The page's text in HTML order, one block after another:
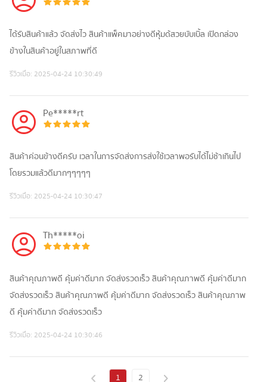
ได้รับสินค้าแล้ว จัดส่งไว สินค้าแพ็คมาอย่างดีหุ้มด้สวยบับเบิ้ล เปิดกล่อง
ข้างในสินค้าอยู่ในสภาพที่ดี
รีวิวเมื่อ: 2025-04-24 10:30:49
Pe*****rt
สินค้าค่อนข้างดีครับ เวลาในการจัดส่งการส่งใช้เวลาพอรับได้ไม่ช้าเกินไป
โดยรวมแล้วดีมากๆๆๆๆๆ
รีวิวเมื่อ: 2025-04-24 10:30:47
Th*****oi
สินค้าคุณภาพดี คุ้มค่าดีมาก จัดส่งรวดเร็ว สินค้าคุณภาพดี คุ้มค่าดีมาก
จัดส่งรวดเร็ว สินค้าคุณภาพดี คุ้มค่าดีมาก จัดส่งรวดเร็ว สินค้าคุณภาพ
ดี คุ้มค่าดีมาก จัดส่งรวดเร็ว
รีวิวเมื่อ: 2025-04-24 10:30:46
1 2